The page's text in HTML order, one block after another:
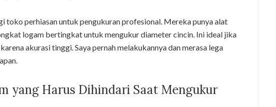
toko perhiasan untuk pengukuran profesional. Mereka punya alat
logam bertingkat untuk mengukur diameter cincin. Ini ideal jika
akurasi tinggi. Saya pernah melakukannya dan merasa lega
yang Harus Dihindari Saat Mengukur